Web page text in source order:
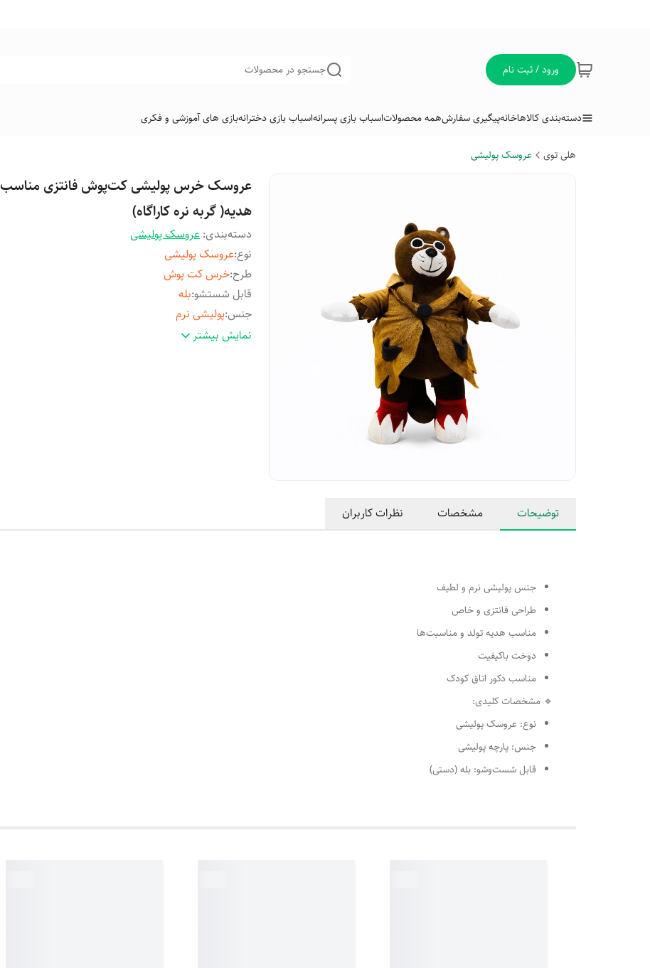
ورود / ثبت نام جستجو در محصولات
دسته‌بندی کالاهاخانهپیگیری سفارشهمه محصولاتاسباب بازی پسرانهاسباب بازی دخترانهبازی های آموزشی و فکری
هلی توی عروسک پولیشی
عروسک خرس پولیشی کت‌پوش فانتزی مناسب
هدیه( گربه نره کاراگاه)
دسته‌بندی:عروسک پولیشی
نوع:عروسک پولیشی
طرح:خرس کت پوش
قابل شستشو:بله
جنس:پولیشی نرم
مناسب :هدیه
نمایش بیشتر
توضیحات مشخصات نظرات کاربران
جنس پولیشی نرم و لطیف
طراحی فانتزی و خاص
مناسب هدیه تولد و مناسبت‌ها
دوخت باکیفیت
مناسب دکور اتاق کودک
🔹 مشخصات کلیدی:
نوع: عروسک پولیشی
جنس: پارچه پولیشی
قابل شست‌وشو: بله (دستی)